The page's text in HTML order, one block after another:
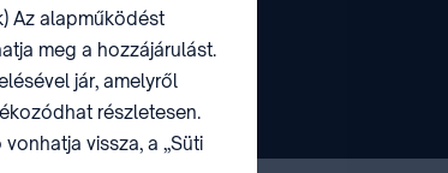
Az alapműködést
meg a hozzájárulást.
jár, amelyről
részletesen.
vissza, a „Süti